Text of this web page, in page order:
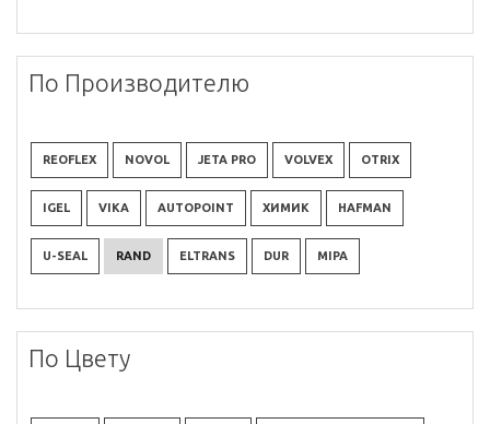
По Производителю
REOFLEX NOVOL JETA PRO VOLVEX OTRIX
IGEL VIKA AUTOPOINT ХИМИК HAFMAN
U-SEAL RAND ELTRANS DUR MIPA
По Цвету